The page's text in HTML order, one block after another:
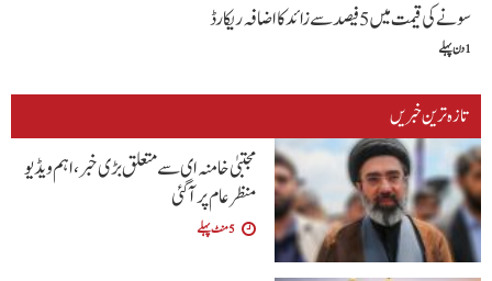
سونے کی قیمت میں 5 فیصد سے زائد کا اضافہ ریکارڈ
1 دن پہلے
تازہ ترین خبریں
مجتبیٰ خامنہ ای سے متعلق بڑی خبر، اہم ویڈیو
منظرعام پر آگئی
5 منٹ پہلے